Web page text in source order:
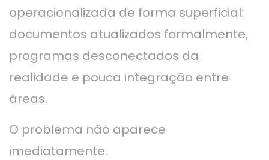
operacionalizada de forma superficial:
documentos atualizados formalmente,
programas desconectados da
realidade e pouca integração entre
áreas.
O problema não aparece
imediatamente.